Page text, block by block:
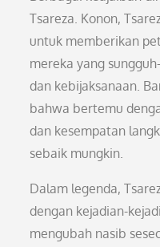
Tsareza. Konon,
untuk memberikan
mereka yang
dan kebijaksanaan.
bahwa bertemu
dan kesempatan
sebaik mungkin.
Dalam legenda,
dengan kejadian-
mengubah nasib